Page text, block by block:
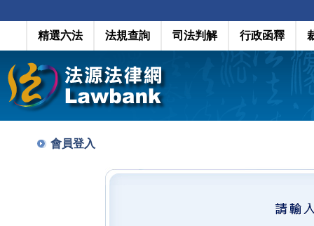
精選六法 法規查詢 司法判解 行政函釋
會員登入